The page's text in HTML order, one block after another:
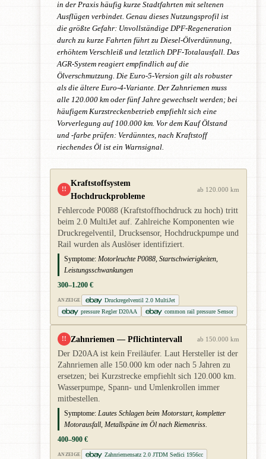
in der Praxis häufig kurze Stadtfahrten mit seltenen
Ausflügen verbindet. Genau dieses Nutzungsprofil ist
die größte Gefahr: Unvollständige DPF-Regeneration
durch zu kurze Fahrten führt zu Diesel-Ölverdünnung,
erhöhtem Verschleiß und letztlich DPF-Totalausfall. Das
AGR-System reagiert empfindlich auf die
Ölverschmutzung. Die Euro-5-Version gilt als robuster
als die ältere Euro-4-Variante. Der Zahnriemen muss
alle 120.000 km oder fünf Jahre gewechselt werden; bei
häufigem Kurzstreckenbetrieb empfiehlt sich eine
Vorverlegung auf 100.000 km. Vor dem Kauf Ölstand
und -farbe prüfen: Verdünntes, nach Kraftstoff
riechendes Öl ist ein Warnsignal.
!!
Kraftstoffsystem
Hochdruckprobleme
ab 120.000 km
Fehlercode P0088 (Kraftstoffhochdruck zu hoch) tritt
beim 2.0 MultiJet auf. Zahlreiche Komponenten wie
Druckregelventil, Drucksensor, Hochdruckpumpe und
Rail wurden als Auslöser identifiziert.
Symptome: Motorleuchte P0088, Startschwierigkeiten,
Leistungsschwankungen
300–1.200 €
ANZEIGE
Druckregelventil 2.0 MultiJet
pressure Regler D20AA
common rail pressure Sensor
!! Zahnriemen — Pflichtintervall ab 150.000 km
Der D20AA ist kein Freiläufer. Laut Hersteller ist der
Zahnriemen alle 150.000 km oder nach 5 Jahren zu
ersetzen; bei Kurzstrecke empfiehlt sich 120.000 km.
Wasserpumpe, Spann- und Umlenkrollen immer
mitbestellen.
Symptome: Lautes Schlagen beim Motorstart, kompletter
Motorausfall, Metallspäne im Öl nach Riemenriss.
400–900 €
ANZEIGE
Zahnriemensatz 2.0 JTDM Sedici 1956cc